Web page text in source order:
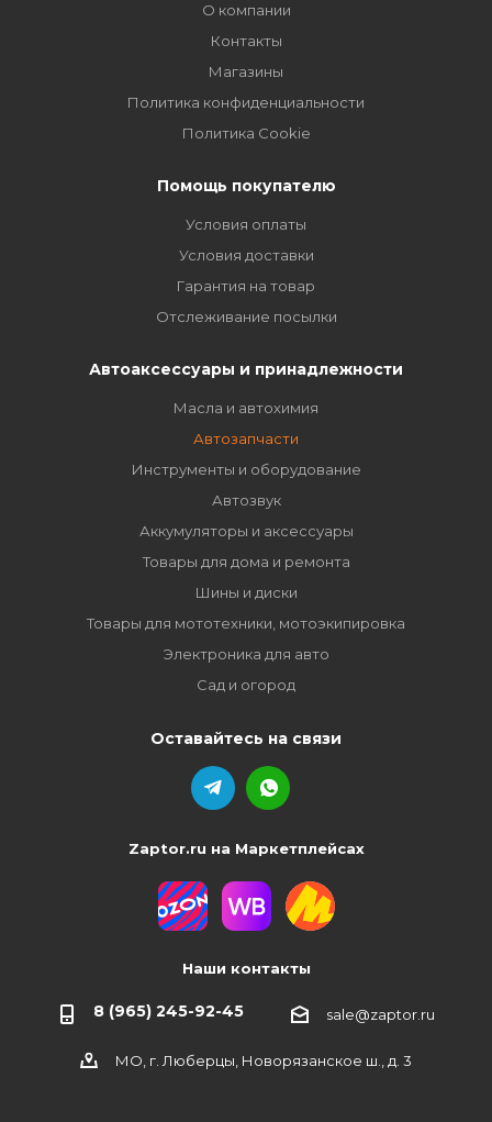
О компании
Контакты
Магазины
Политика конфиденциальности
Политика Cookie
Помощь покупателю
Условия оплаты
Условия доставки
Гарантия на товар
Отслеживание посылки
Автоаксессуары и принадлежности
Масла и автохимия
Автозапчасти
Инструменты и оборудование
Автозвук
Аккумуляторы и аксессуары
Товары для дома и ремонта
Шины и диски
Товары для мототехники, мотоэкипировка
Электроника для авто
Сад и огород
Оставайтесь на связи
Zaptor.ru на Маркетплейсах
Наши контакты
8 (965) 245-92-45 sale@zaptor.ru
МО, г. Люберцы, Новорязанское ш., д. 3